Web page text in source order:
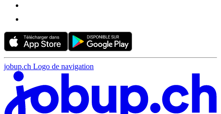
jobup.ch Logo de navigation